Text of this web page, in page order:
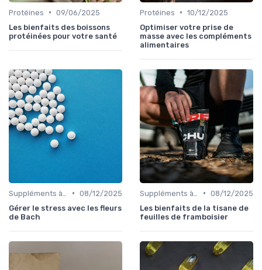
Protéines • 09/06/2025
Les bienfaits des boissons
protéinées pour votre santé
Protéines • 10/12/2025
Optimiser votre prise de
masse avec les compléments
alimentaires
• 08/12/2025
Gérer le stress avec les fleurs
de Bach
• 08/12/2025
Les bienfaits de la tisane de
feuilles de framboisier